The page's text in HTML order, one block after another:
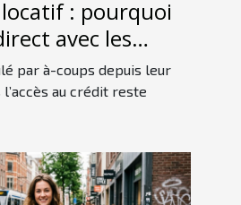
: pourquoi
avec les
fait la
par à-coups depuis leur
au crédit reste